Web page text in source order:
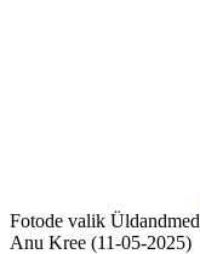
Fotode valik Üldandmed
Anu Kree (11-05-2025)